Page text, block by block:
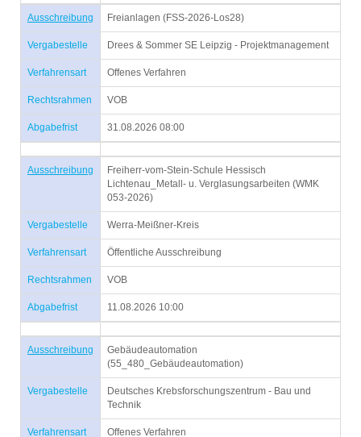
Ausschreibung Freianlagen (FSS-2026-Los28)
Vergabestelle Drees & Sommer SE Leipzig - Projektmanagement
Verfahrensart Offenes Verfahren
Rechtsrahmen VOB
Abgabefrist 31.08.2026 08:00
Ausschreibung
Freiherr-vom-Stein-Schule Hessisch
Lichtenau_Metall- u. Verglasungsarbeiten (WMK
053-2026)
Vergabestelle Werra-Meißner-Kreis
Verfahrensart Öffentliche Ausschreibung
Rechtsrahmen VOB
Abgabefrist 11.08.2026 10:00
Ausschreibung
Gebäudeautomation
(55_480_Gebäudeautomation)
Vergabestelle
Deutsches Krebsforschungszentrum - Bau und
Technik
Verfahrensart Offenes Verfahren